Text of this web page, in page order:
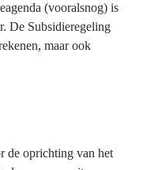
(vooralsnog) is
De Subsidieregeling
maar ook
de oprichting van het